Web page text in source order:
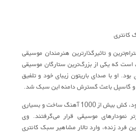
و تاثیرگذارترین هنرمندان موسیقی
در تاریخ Johnny Cash است که یکی از بزرگ‌ترین ستارگان موسیقی
و 60 میلادی بود. او با صدای باریتون زیبای خود و تلفیق
و گاسپل باعث گسترش دامنه این سبک شد.
در طول زندگی حرفه‌ای خود، کش بیش از 1000 آهنگ ساخت و بسیاری
نمودارهای موسیقی قرار می‌گرفتند. وی
فرد زنده، وارد تالار مشاهیر سبک کانتری